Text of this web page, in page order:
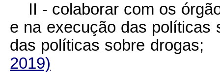
II - colaborar com os
e na execução das políticas
das políticas sobre
2019)